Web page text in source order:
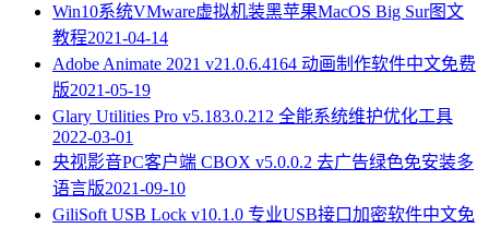
Win10系统VMware虚拟机装黑苹果MacOS Big Sur图文
教程2021-04-14
Adobe Animate 2021 v21.0.6.4164 动画制作软件中文免费
版2021-05-19
Glary Utilities Pro v5.183.0.212 全能系统维护优化工具
2022-03-01
央视影音PC客户端 CBOX v5.0.0.2 去广告绿色免安装多
语言版2021-09-10
GiliSoft USB Lock v10.1.0 专业USB接口加密软件中文免